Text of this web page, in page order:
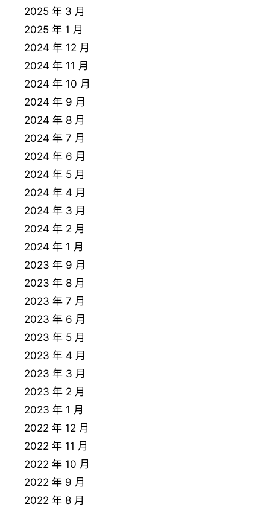
2025 年 3 月
2025 年 1 月
2024 年 12 月
2024 年 11 月
2024 年 10 月
2024 年 9 月
2024 年 8 月
2024 年 7 月
2024 年 6 月
2024 年 5 月
2024 年 4 月
2024 年 3 月
2024 年 2 月
2024 年 1 月
2023 年 9 月
2023 年 8 月
2023 年 7 月
2023 年 6 月
2023 年 5 月
2023 年 4 月
2023 年 3 月
2023 年 2 月
2023 年 1 月
2022 年 12 月
2022 年 11 月
2022 年 10 月
2022 年 9 月
2022 年 8 月